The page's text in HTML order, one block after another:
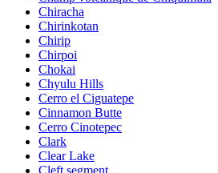
Chiracha
Chirinkotan
Chirip
Chirpoi
Chokai
Chyulu Hills
Cerro el Ciguatepe
Cinnamon Butte
Cerro Cinotepec
Clark
Clear Lake
Cleft segment